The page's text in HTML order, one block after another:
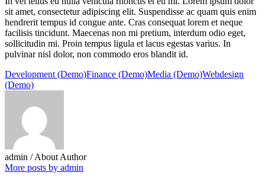
sit amet, consectetur adipiscing elit. Suspendisse ac quam quis enim
hendrerit tempus id congue ante. Cras consequat lorem et neque
facilisis tincidunt. Maecenas non mi pretium, interdum odio eget,
sollicitudin mi. Proin tempus ligula et lacus egestas varius. In
pulvinar nisl dolor, non commodo eros blandit id.
Development (Demo)Finance (Demo)Media (Demo)Webdesign
(Demo)
admin / About Author
More posts by admin